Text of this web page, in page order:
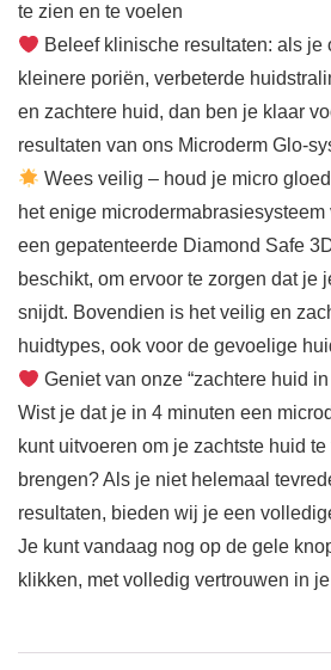
te zien en te voelen
Beleef klinische resultaten: als je
kleinere poriën, verbeterde
en zachtere huid, dan ben je klaar
resultaten van ons Microderm Glo-
Wees veilig – houd je micro
het enige
een gepatenteerde Diamond Safe
beschikt, om ervoor te zorgen dat je
snijdt. Bovendien is het veilig en
huidtypes, ook voor de gevoelige
Geniet van onze “zachtere huid
Wist je dat je in 4 minuten een
kunt uitvoeren om je zachtste huid
brengen? Als je niet helemaal
resultaten, bieden wij je een
Je kunt vandaag nog op de gele
klikken, met volledig vertrouwen in